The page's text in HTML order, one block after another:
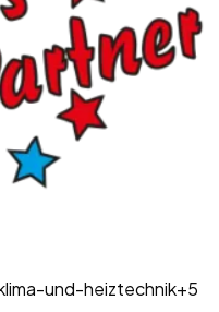
und-heiztechnik+5